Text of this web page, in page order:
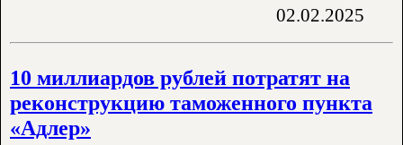
02.02.2025
10 миллиардов рублей потратят на
реконструкцию таможенного пункта
«Адлер»